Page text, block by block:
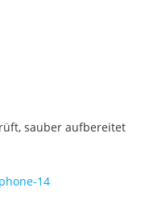
sauber aufbereitet
14